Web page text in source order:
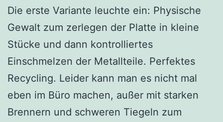
Die erste Variante leuchte ein: Physische
Gewalt zum zerlegen der Platte in kleine
Stücke und dann kontrolliertes
Einschmelzen der Metallteile. Perfektes
Recycling. Leider kann man es nicht mal
eben im Büro machen, außer mit starken
Brennern und schweren Tiegeln zum